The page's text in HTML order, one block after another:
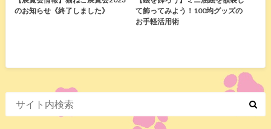
のお知らせ《終了しました》
て飾ってみよう！100均グッズの
お手軽活用術